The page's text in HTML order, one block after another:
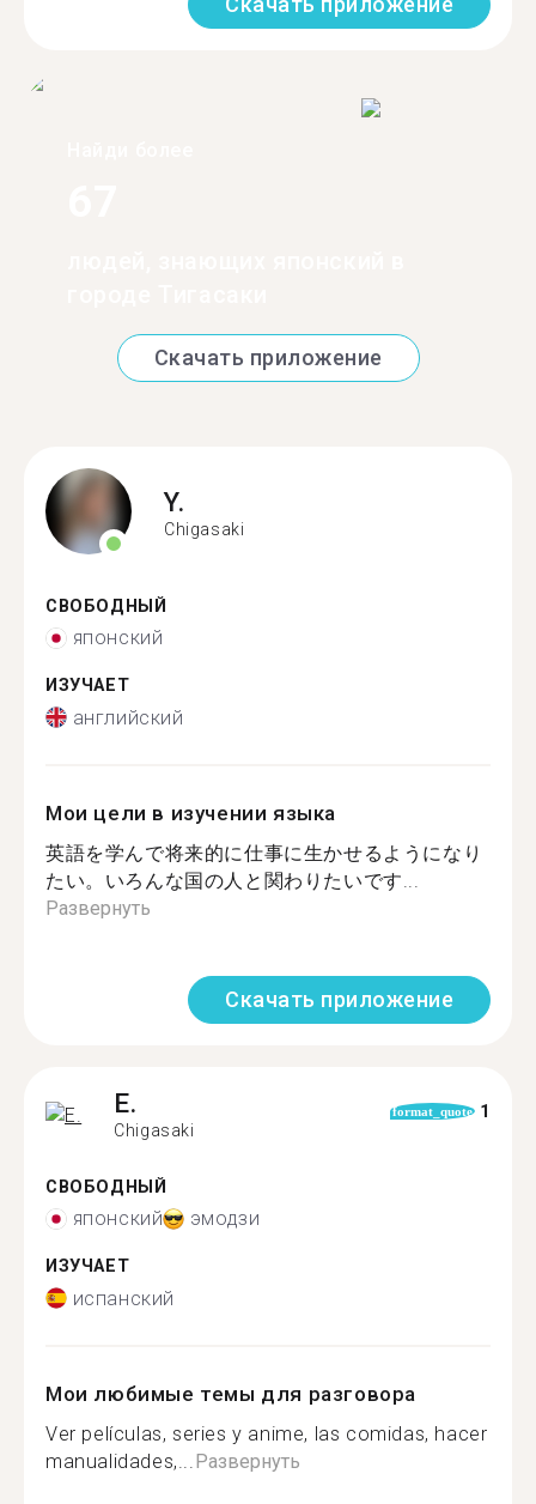
Скачать приложение
Y.
Chigasaki
СВОБОДНЫЙ
японский
ИЗУЧАЕТ
английский
Мои цели в изучении языка
英語を学んで将来的に仕事に生かせるようになり
たい。いろんな国の人と関わりたいです...
Развернуть
Скачать приложение
E.
Chigasaki
format_quote 1
СВОБОДНЫЙ
японский эмодзи
ИЗУЧАЕТ
испанский
Мои любимые темы для разговора
Ver películas, series y anime, las comidas, hacer
manualidades,... Развернуть